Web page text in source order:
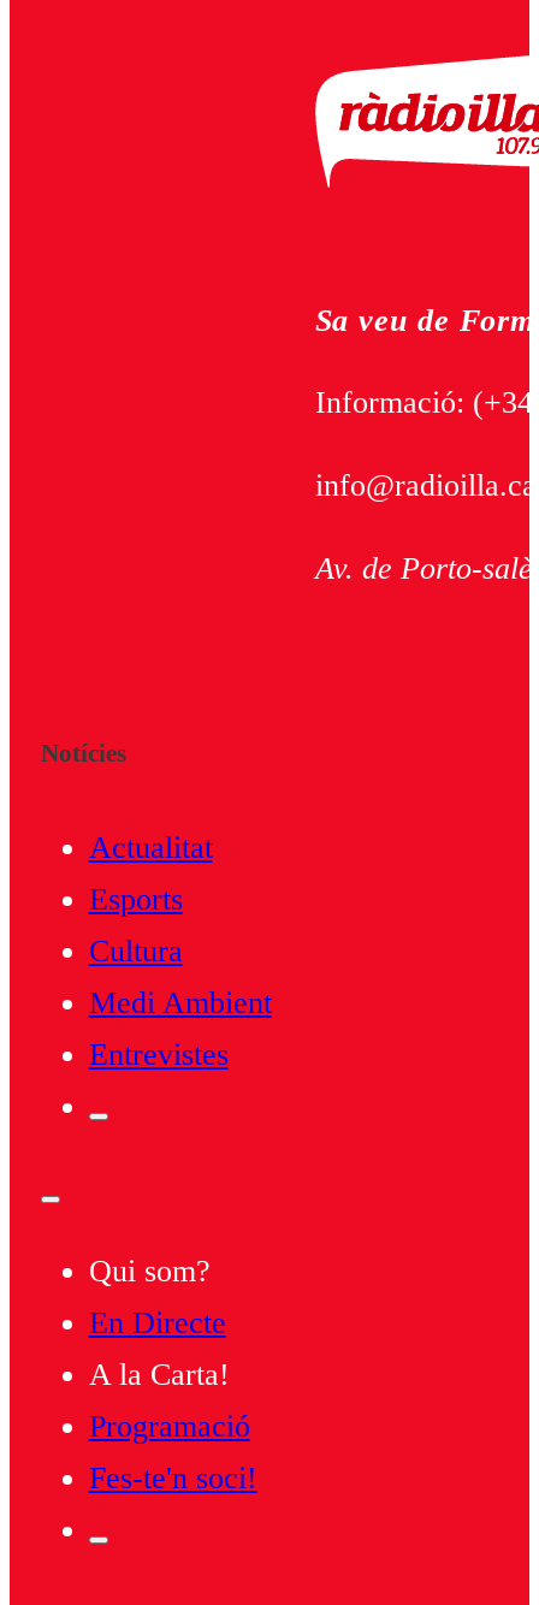
Sa veu de
Informació:
Av. de Porto-
Notícies
Actualitat
Esports
Cultura
Medi Ambient
Entrevistes
Qui som?
En Directe
A la Carta!
Programació
Fes-te'n soci!